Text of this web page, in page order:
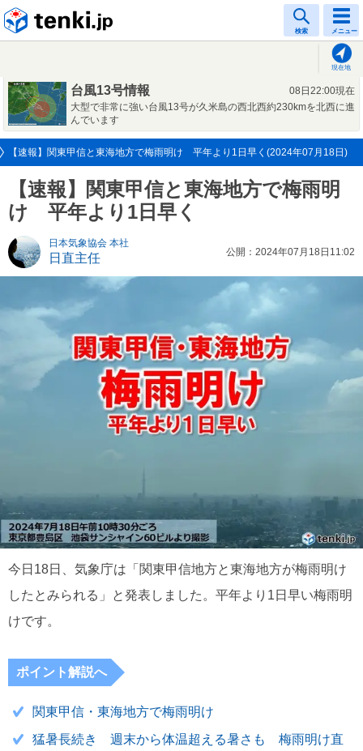
検索 メニュー
現在地
台風13号情報
08日22:00現在
大型で非常に強い台風13号が久米島の西北西約230kmを北西に進
んでいます
【速報】関東甲信と東海地方で梅雨明け 平年より1日早く(2024年07月18日)
【速報】関東甲信と東海地方で梅雨明
け 平年より1日早く
日本気象協会 本社
日直主任 公開：2024年07月18日11:02
今日18日、気象庁は「関東甲信地方と東海地方が梅雨明け
したとみられる」と発表しました。平年より1日早い梅雨明
けです。
ポイント解説へ
関東甲信・東海地方で梅雨明け
猛暑長続き 週末から体温超える暑さも 梅雨明け直